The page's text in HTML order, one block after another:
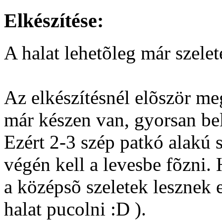
Elkészítése:
A halat lehetõleg már
Az elkészítésnél elõször
már készen van, gyorsan
Ezért 2-3 szép patkó alakú
végén kell a levesbe fõzni.
a középsõ szeletek lesznek
halat pucolni :D ).